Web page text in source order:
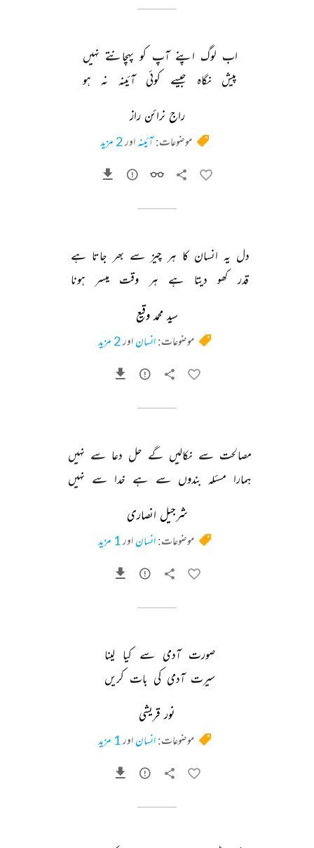
اب لوگ اپنے آپ کو پہچانتے نہیں
پیش
نگاہ جیسے کوئی آئینہ نہ ہو
راج نرائن راز
موضوعات:آئینہ اور2 مزید
دل یہ انسان کا ہر چیز سے بھر جاتا ہے
قدر کھو دیتا ہے ہر وقت میسر ہونا
سید محمد وقیع
موضوعات:انسان اور2 مزید
مصالحت سے نکالیں گے حل دعا سے نہیں
ہمارا مسئلہ بندوں سے ہے خدا سے نہیں
شرجیل انصاری
موضوعات:انسان اور1 مزید
صورت آدمی سے کیا لینا
سیرت آدمی کی بات کریں
نور قریشی
موضوعات:انسان اور1 مزید